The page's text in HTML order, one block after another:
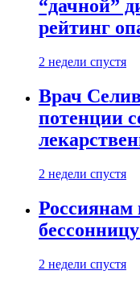
“дачной”
рейтинг
2 недели спустя
Врач
потенции
2 недели спустя
2 недели спустя